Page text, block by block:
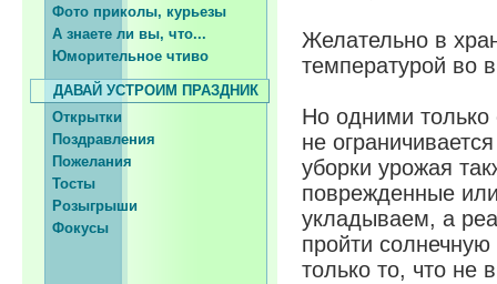
Фото приколы, курьезы
А знаете ли вы, что...
Юморительное чтиво
ДАВАЙ УСТРОИМ ПРАЗДНИК
Открытки
Поздравления
Пожелания
Тосты
Розыгрыши
Фокусы
Желательно в
температурой во
Но одними только
не
уборки урожая
поврежденные
укладываем, а
пройти
только то, что не